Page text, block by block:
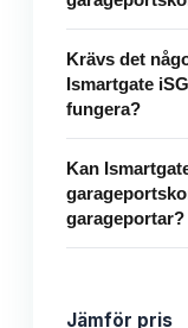
Krävs det
Ismartgate
fungera?
Kan
garageportar?
Jämför pris